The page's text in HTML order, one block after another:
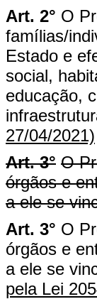
Art. 2° O
famílias/
Estado e
social,
educação,
27/04/2021)
Art. 3° O
órgãos e
a ele se
Art. 3° O
órgãos e
a ele se
pela Lei